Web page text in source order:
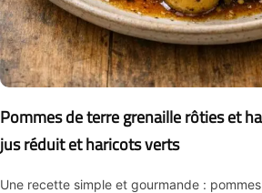
Pommes de terre grenaille rôties et
jus réduit et haricots verts
Une recette simple et gourmande :